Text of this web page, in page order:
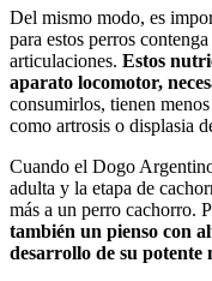
Del mismo modo, es
para estos perros
articulaciones. Estos
aparato locomotor,
consumirlos, tienen
como artrosis o displasia
Cuando el Dogo
adulta y la etapa de
más a un perro cachorro.
también un pienso con
desarrollo de su potente